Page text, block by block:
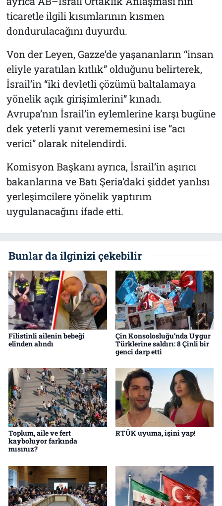
ticaretle ilgili kısımlarının kısmen
dondurulacağını duyurdu.
Von der Leyen, Gazze’de yaşananların “insan
eliyle yaratılan kıtlık” olduğunu belirterek,
İsrail’in “iki devletli çözümü baltalamaya
yönelik açık girişimlerini” kınadı.
Avrupa’nın İsrail’in eylemlerine karşı bugüne
dek yeterli yanıt verememesini ise “acı
verici” olarak nitelendirdi.
Komisyon Başkanı ayrıca, İsrail’in aşırıcı
bakanlarına ve Batı Şeria’daki şiddet yanlısı
yerleşimcilere yönelik yaptırım
uygulanacağını ifade etti.
Bunlar da ilginizi çekebilir
Filistinli ailenin bebeği
elinden alındı
Çin Konsolosluğu’nda Uygur
Türklerine saldırı: 8 Çinli bir
genci darp etti
Toplum, aile ve fert
kayboluyor farkında
mısınız?
RTÜK uyuma, işini yap!